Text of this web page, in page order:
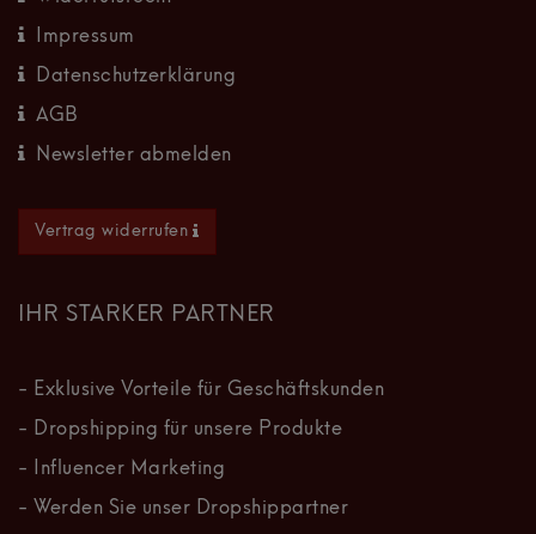
Impressum
Datenschutzerklärung
AGB
Newsletter abmelden
Vertrag widerrufen
IHR STARKER PARTNER
- Exklusive Vorteile für Geschäftskunden
- Dropshipping für unsere Produkte
- Influencer Marketing
- Werden Sie unser Dropshippartner